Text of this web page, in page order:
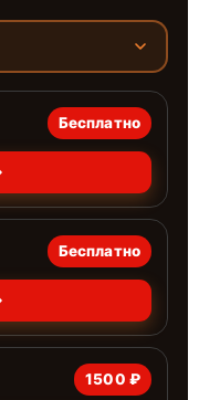
Бесплатно
Бесплатно
1500 ₽